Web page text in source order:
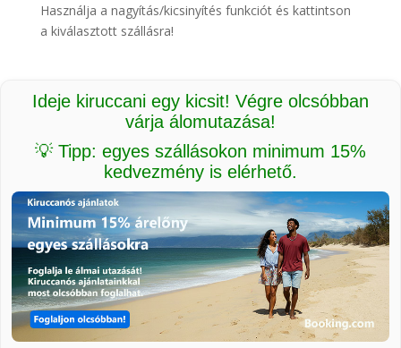
Használja a nagyítás/kicsinyítés funkciót és kattintson
a kiválasztott szállásra!
Ideje kiruccani egy kicsit! Végre olcsóbban
várja álomutazása!
💡 Tipp: egyes szállásokon minimum 15%
kedvezmény is elérhető.